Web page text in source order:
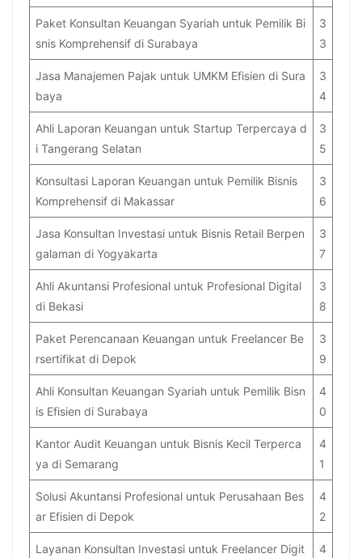
Paket Konsultan Keuangan Syariah untuk Pemilik Bi
snis Komprehensif di Surabaya
3
3
Jasa Manajemen Pajak untuk UMKM Efisien di Sura
baya
3
4
Ahli Laporan Keuangan untuk Startup Terpercaya d
i Tangerang Selatan
3
5
Konsultasi Laporan Keuangan untuk Pemilik Bisnis
Komprehensif di Makassar
3
6
Jasa Konsultan Investasi untuk Bisnis Retail Berpen
galaman di Yogyakarta
3
7
Ahli Akuntansi Profesional untuk Profesional Digital
di Bekasi
3
8
Paket Perencanaan Keuangan untuk Freelancer Be
rsertifikat di Depok
3
9
Ahli Konsultan Keuangan Syariah untuk Pemilik Bisn
is Efisien di Surabaya
4
0
Kantor Audit Keuangan untuk Bisnis Kecil Terperca
ya di Semarang
4
1
Solusi Akuntansi Profesional untuk Perusahaan Bes
ar Efisien di Depok
4
2
Layanan Konsultan Investasi untuk Freelancer Digit 4